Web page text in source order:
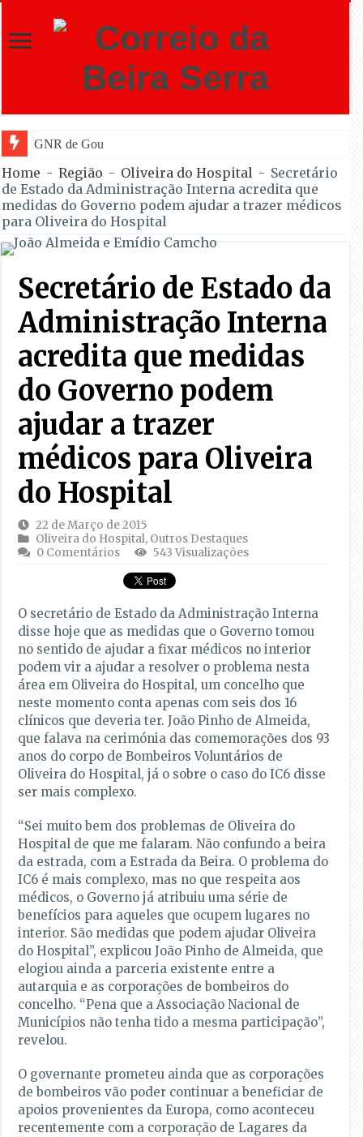
GNR de Gouveia desmantelou alegada
Home - Região - Oliveira do Hospital - Secretário
de Estado da Administração Interna acredita que
medidas do Governo podem ajudar a trazer médicos
para Oliveira do Hospital
Secretário de Estado da
Administração Interna
acredita que medidas
do Governo podem
ajudar a trazer
médicos para Oliveira
do Hospital
22 de Março de 2015
Oliveira do Hospital, Outros Destaques
0 Comentários
543 Visualizações
O secretário de Estado da Administração Interna
disse hoje que as medidas que o Governo tomou
no sentido de ajudar a fixar médicos no interior
podem vir a ajudar a resolver o problema nesta
área em Oliveira do Hospital, um concelho que
neste momento conta apenas com seis dos 16
clínicos que deveria ter. João Pinho de Almeida,
que falava na cerimónia das comemorações dos 93
anos do corpo de Bombeiros Voluntários de
Oliveira do Hospital, já o sobre o caso do IC6 disse
ser mais complexo.
“Sei muito bem dos problemas de Oliveira do
Hospital de que me falaram. Não confundo a beira
da estrada, com a Estrada da Beira. O problema do
IC6 é mais complexo, mas no que respeita aos
médicos, o Governo já atribuiu uma série de
benefícios para aqueles que ocupem lugares no
interior. São medidas que podem ajudar Oliveira
do Hospital”, explicou João Pinho de Almeida, que
elogiou ainda a parceria existente entre a
autarquia e as corporações de bombeiros do
concelho. “Pena que a Associação Nacional de
Municípios não tenha tido a mesma participação”,
revelou.
O governante prometeu ainda que as corporações
de bombeiros vão poder continuar a beneficiar de
apoios provenientes da Europa, como aconteceu
recentemente com a corporação de Lagares da